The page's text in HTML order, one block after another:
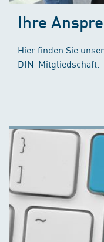
Ihre
Hier finden Sie
DIN-Mitgliedschaft.